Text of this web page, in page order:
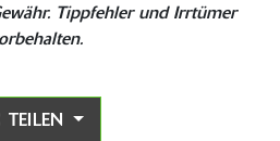
Tippfehler und Irrtümer
TEILEN